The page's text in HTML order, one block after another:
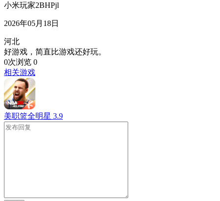
小米玩家2BHPjl
2026年05月18日
河北
好游戏，简直比游戏还好玩。
0次浏览 0
相关游戏
美职篮全明星 3.9